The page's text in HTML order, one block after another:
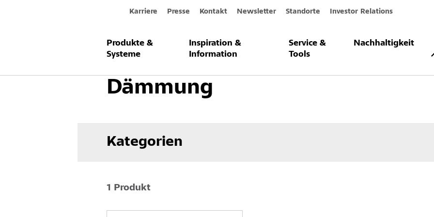
Karriere Presse Kontakt Newsletter Standorte Investor Relations
Produkte &
Systeme
Inspiration &
Information
Service &
Tools
Nachhaltigkeit
Produkte & Systeme Innenraum Innen- und Deckendämmsysteme StoTherm Deckendämmung
Dämmung
Kategorien
1 Produkt